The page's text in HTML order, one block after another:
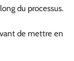
du processus.
de mettre en